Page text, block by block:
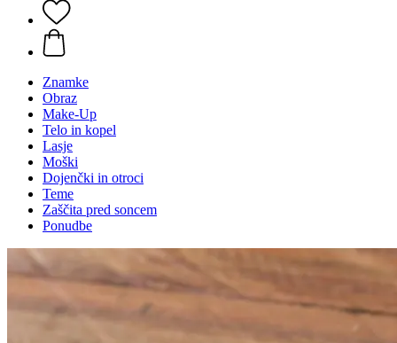
Znamke
Obraz
Make-Up
Telo in kopel
Lasje
Moški
Dojenčki in otroci
Teme
Zaščita pred soncem
Ponudbe